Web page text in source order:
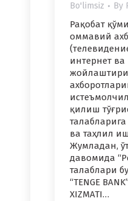
Bo'limsiz By
Рақобат
оммавий
интернет
қилиш
ва таҳлил
Жумладан,
давомида
талаблари
“TENGE
XIZMATI…